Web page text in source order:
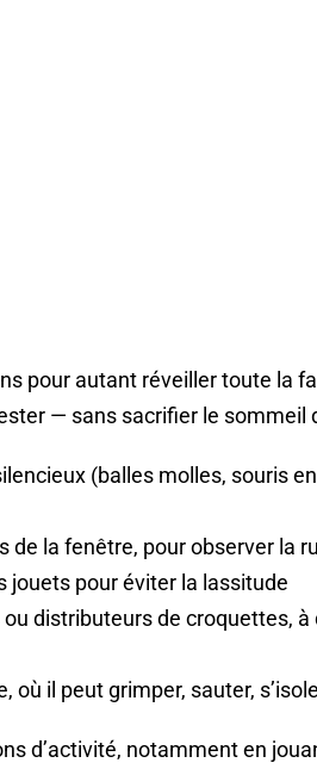
pour autant réveiller toute la
— sans sacrifier le sommeil
(balles molles, souris
de la fenêtre, pour observer la
jouets pour éviter la lassitude
distributeurs de croquettes, à
où il peut grimper, sauter,
d’activité, notamment en